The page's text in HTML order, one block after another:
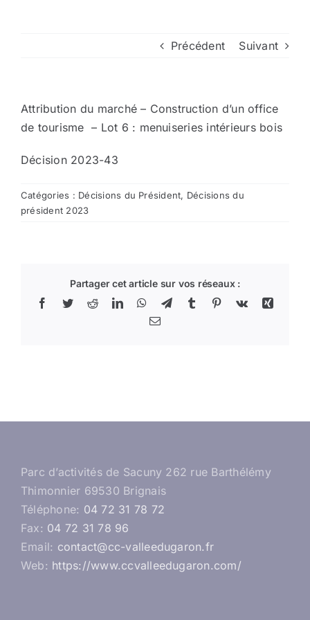
Nous contacter
Aller au site de la CCVG
Précédent Suivant
Attribution du marché – Construction d’un office
de tourisme – Lot 6 : menuiseries intérieurs bois
Décision 2023-43
Catégories : Décisions du Président, Décisions du
président 2023
Partager cet article sur vos réseaux :
Facebook
TwitterRedditLinkedInWhatsApp
TelegramTumblr Pinterest
Vk
Xing
Email
Parc d’activités de Sacuny 262 rue Barthélémy
Thimonnier 69530 Brignais
Téléphone: 04 72 31 78 72
Fax: 04 72 31 78 96
Email: contact@cc-valleedugaron.fr
Web: https://www.ccvalleedugaron.com/